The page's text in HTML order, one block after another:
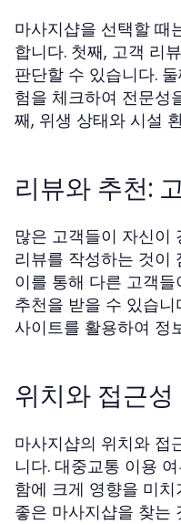
마사지샵을 선택할 때
합니다. 첫째, 고객 리
판단할 수 있습니다.
험을 체크하여 전문성
째, 위생 상태와 시설
리뷰와 추천:
많은 고객들이 자신이
리뷰를 작성하는 것이
이를 통해 다른 고객
추천을 받을 수 있습
사이트를 활용하여 정
위치와 접근성
마사지샵의 위치와 접
니다. 대중교통 이용
함에 크게 영향을 미
좋은 마사지샵을 찾는